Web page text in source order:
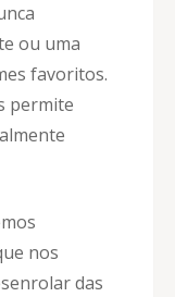
ou uma
favoritos.
permite
nos
das